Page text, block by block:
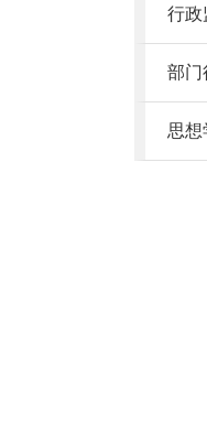
行政
部门
思想